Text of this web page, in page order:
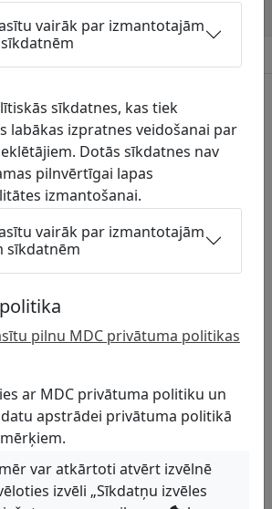
info@georeg.lv
-
saistītie novada
informācijas aprites kārtību un
novadā.
informācija par
turētājiem un to teritorijām
un televīzijas centrs, VAS –
SIA – Sakaru tīkli
vairāk par izmantotajām
sīkdatnes, kas tiek
labākas izpratnes veidošanai par
Dotās sīkdatnes nav
pilnvērtīgai lapas
izmantošanai.
vairāk par izmantotajām
sīkdatnēm
pilnu MDC privātuma politikas
ar MDC privātuma politiku un
apstrādei privātuma politikā
var atkārtoti atvērt izvēlnē
izvēli „Sīkdatņu izvēles